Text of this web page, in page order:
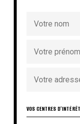
VOS CENTRES D'INTÉRÊT